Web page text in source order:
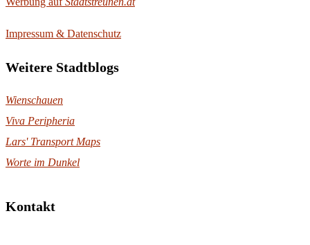
Impressum & Datenschutz
Weitere Stadtblogs
Wienschauen
Viva Peripheria
Lars' Transport Maps
Worte im Dunkel
Kontakt